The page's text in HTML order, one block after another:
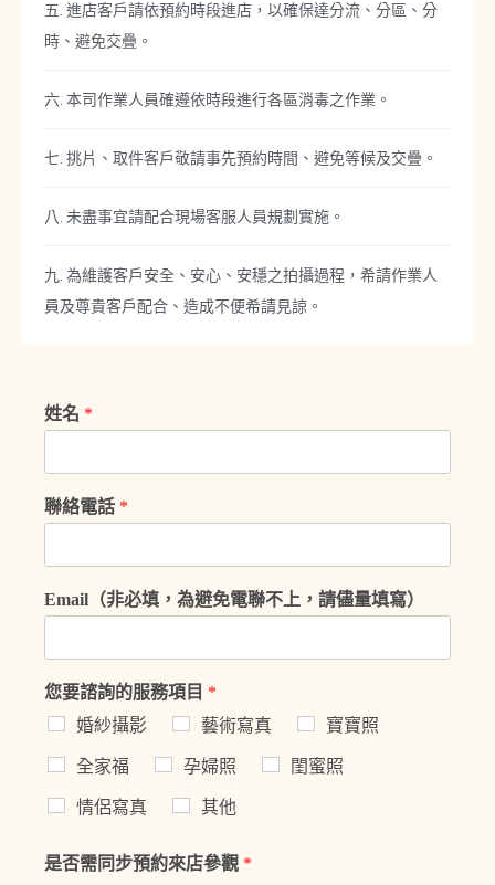
五. 進店客戶請依預約時段進店，以確保達分流、分區、分
時、避免交疊。
六. 本司作業人員確遵依時段進行各區消毒之作業。
七. 挑片、取件客戶敬請事先預約時間、避免等候及交疊。
八. 未盡事宜請配合現場客服人員規劃實施。
九. 為維護客戶安全、安心、安穩之拍攝過程，希請作業人
員及尊貴客戶配合、造成不便希請見諒。
姓名 *
聯絡電話 *
Email（非必填，為避免電聯不上，請儘量填寫）
您要諮詢的服務項目 *
婚紗攝影
藝術寫真 寶寶照
全家福 孕婦照 閨蜜照
情侶寫真 其他
是否需同步預約來店參觀 *